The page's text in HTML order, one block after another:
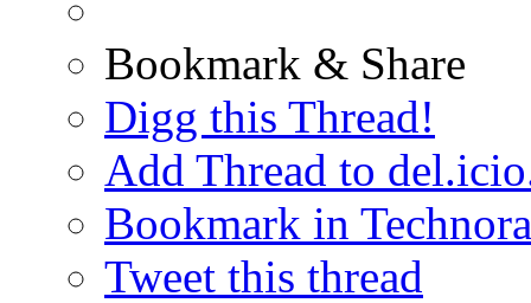
Bookmark & Share
Digg this Thread!
Add Thread to
Bookmark in
Tweet this thread